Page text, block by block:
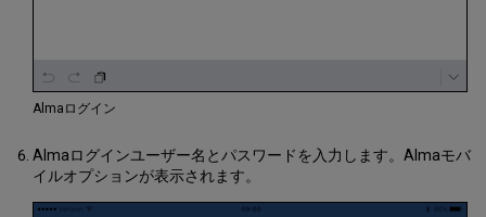
Almaログイン
Almaログインユーザー名とパスワードを入力します。Almaモバ
イルオプションが表示されます。